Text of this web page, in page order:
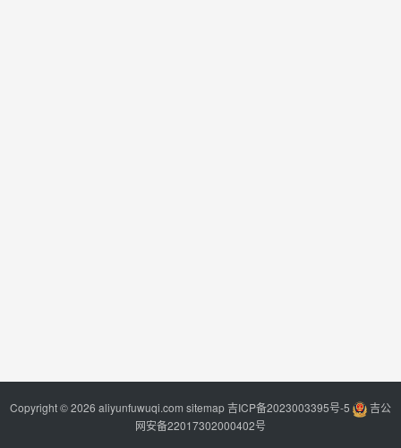
Copyright © 2026 aliyunfuwuqi.com sitemap吉ICP备2023003395号-5
吉公
网安备22017302000402号